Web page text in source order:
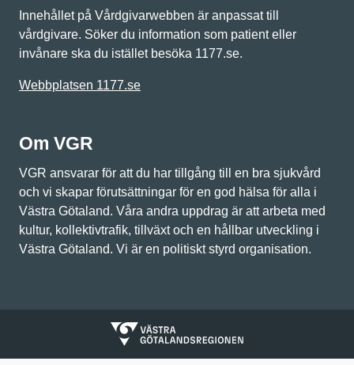
Innehållet på Vårdgivarwebben är anpassat till
vårdgivare. Söker du information som patient eller
invånare ska du istället besöka 1177.se.
Webbplatsen 1177.se
Om VGR
VGR ansvarar för att du har tillgång till en bra sjukvård
och vi skapar förutsättningar för en god hälsa för alla i
Västra Götaland. Våra andra uppdrag är att arbeta med
kultur, kollektivtrafik, tillväxt och en hållbar utveckling i
Västra Götaland. Vi är en politiskt styrd organisation.